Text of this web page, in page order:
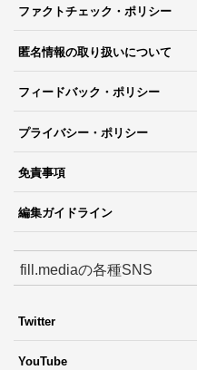
ファクトチェック・ポリシー
匿名情報の取り扱いについて
フィードバック・ポリシー
プライバシー・ポリシー
免責事項
編集ガイドライン
fill.mediaの各種SNS
Twitter
YouTube